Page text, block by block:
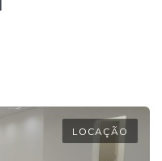
LOCAÇÃO